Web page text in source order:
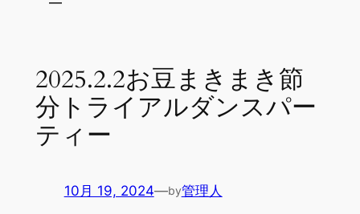
2025.2.2お豆まきまき節
分トライアルダンスパー
ティー
10月 19, 2024—by管理人